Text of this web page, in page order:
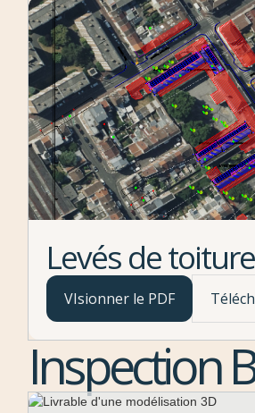
Levés de
VIsionner le PDF
Inspection